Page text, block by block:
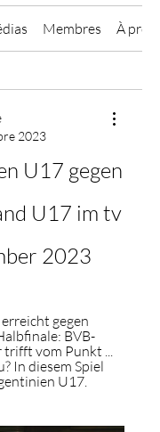
Membres À
2023
U17 gegen
U17 im tv
2023
gegen
BVB-
trifft vom Punkt ...
In diesem Spiel
U17.